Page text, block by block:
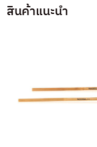
สินค้าแนะนำ